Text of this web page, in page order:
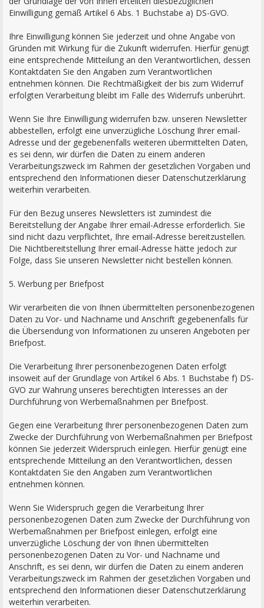
Einwilligung gemäß Artikel 6 Abs. 1 Buchstabe a) DS-GVO.
Ihre Einwilligung können Sie jederzeit und ohne Angabe von
Gründen mit Wirkung für die Zukunft widerrufen. Hierfür genügt
eine entsprechende Mitteilung an den Verantwortlichen, dessen
Kontaktdaten Sie den Angaben zum Verantwortlichen
entnehmen können. Die Rechtmäßigkeit der bis zum Widerruf
erfolgten Verarbeitung bleibt im Falle des Widerrufs unberührt.
Wenn Sie Ihre Einwilligung widerrufen bzw. unseren Newsletter
abbestellen, erfolgt eine unverzügliche Löschung Ihrer email-
Adresse und der gegebenenfalls weiteren übermittelten Daten,
es sei denn, wir dürfen die Daten zu einem anderen
Verarbeitungszweck im Rahmen der gesetzlichen Vorgaben und
entsprechend den Informationen dieser Datenschutzerklärung
weiterhin verarbeiten.
Für den Bezug unseres Newsletters ist zumindest die
Bereitstellung der Angabe Ihrer email-Adresse erforderlich. Sie
sind nicht dazu verpflichtet, Ihre email-Adresse bereitzustellen.
Die Nichtbereitstellung Ihrer email-Adresse hätte jedoch zur
Folge, dass Sie unseren Newsletter nicht bestellen können.
5. Werbung per Briefpost
Wir verarbeiten die von Ihnen übermittelten personenbezogenen
Daten zu Vor- und Nachname und Anschrift gegebenenfalls für
die Übersendung von Informationen zu unseren Angeboten per
Briefpost.
Die Verarbeitung Ihrer personenbezogenen Daten erfolgt
insoweit auf der Grundlage von Artikel 6 Abs. 1 Buchstabe f) DS-
GVO zur Wahrung unseres berechtigten Interesses an der
Durchführung von Werbemaßnahmen per Briefpost.
Gegen eine Verarbeitung Ihrer personenbezogenen Daten zum
Zwecke der Durchführung von Werbemaßnahmen per Briefpost
können Sie jederzeit Widerspruch einlegen. Hierfür genügt eine
entsprechende Mitteilung an den Verantwortlichen, dessen
Kontaktdaten Sie den Angaben zum Verantwortlichen
entnehmen können.
Wenn Sie Widerspruch gegen die Verarbeitung Ihrer
personenbezogenen Daten zum Zwecke der Durchführung von
Werbemaßnahmen per Briefpost einlegen, erfolgt eine
unverzügliche Löschung der von Ihnen übermittelten
personenbezogenen Daten zu Vor- und Nachname und
Anschrift, es sei denn, wir dürfen die Daten zu einem anderen
Verarbeitungszweck im Rahmen der gesetzlichen Vorgaben und
entsprechend den Informationen dieser Datenschutzerklärung
weiterhin verarbeiten.